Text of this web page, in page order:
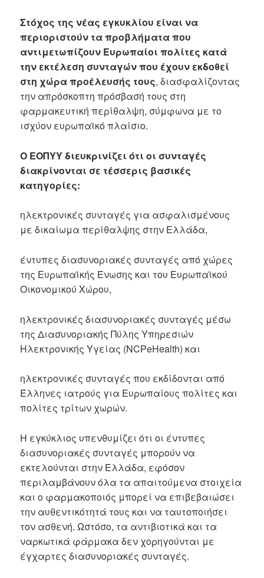
Στόχος της νέας εγκυκλίου είναι να
περιοριστούν τα προβλήματα που
αντιμετωπίζουν Ευρωπαίοι πολίτες κατά
την εκτέλεση συνταγών που έχουν εκδοθεί
στη χώρα προέλευσής τους, διασφαλίζοντας
την απρόσκοπτη πρόσβασή τους στη
φαρμακευτική περίθαλψη, σύμφωνα με το
ισχύον ευρωπαϊκό πλαίσιο.
Ο ΕΟΠΥΥ διευκρινίζει ότι οι συνταγές
διακρίνονται σε τέσσερις βασικές
κατηγορίες:
ηλεκτρονικές συνταγές για ασφαλισμένους
με δικαίωμα περίθαλψης στην Ελλάδα,
έντυπες διασυνοριακές συνταγές από χώρες
της Ευρωπαϊκής Ένωσης και του Ευρωπαϊκού
Οικονομικού Χώρου,
ηλεκτρονικές διασυνοριακές συνταγές μέσω
της Διασυνοριακής Πύλης Υπηρεσιών
Ηλεκτρονικής Υγείας (NCPeHealth) και
ηλεκτρονικές συνταγές που εκδίδονται από
Έλληνες ιατρούς για Ευρωπαίους πολίτες και
πολίτες τρίτων χωρών.
Η εγκύκλιος υπενθυμίζει ότι οι έντυπες
διασυνοριακές συνταγές μπορούν να
εκτελούνται στην Ελλάδα, εφόσον
περιλαμβάνουν όλα τα απαιτούμενα στοιχεία
και ο φαρμακοποιός μπορεί να επιβεβαιώσει
την αυθεντικότητά τους και να ταυτοποιήσει
τον ασθενή. Ωστόσο, τα αντιβιοτικά και τα
ναρκωτικά φάρμακα δεν χορηγούνται με
έγχαρτες διασυνοριακές συνταγές.